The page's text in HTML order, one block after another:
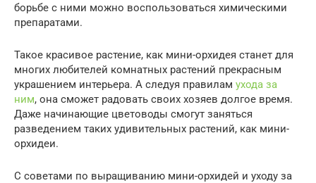
борьбе с ними можно воспользоваться химическими
препаратами.
​​​​​Такое красивое растение, как мини-орхидея станет для
многих любителей комнатных растений прекрасным
украшением интерьера. А следуя правилам ухода за
ним, она сможет радовать своих хозяев долгое время.
Даже начинающие цветоводы смогут заняться
разведением таких удивительных растений, как мини-
орхидеи.
С советами по выращиванию мини-орхидей и уходу за